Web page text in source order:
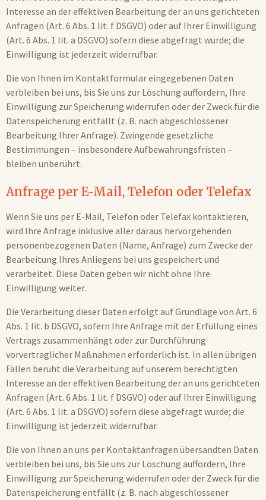
Interesse an der effektiven Bearbeitung der an uns gerichteten
Anfragen (Art. 6 Abs. 1 lit. f DSGVO) oder auf Ihrer Einwilligung
(Art. 6 Abs. 1 lit. a DSGVO) sofern diese abgefragt wurde; die
Einwilligung ist jederzeit widerrufbar.
Die von Ihnen im Kontaktformular eingegebenen Daten
verbleiben bei uns, bis Sie uns zur Löschung auffordern, Ihre
Einwilligung zur Speicherung widerrufen oder der Zweck für die
Datenspeicherung entfällt (z. B. nach abgeschlossener
Bearbeitung Ihrer Anfrage). Zwingende gesetzliche
Bestimmungen – insbesondere Aufbewahrungsfristen –
bleiben unberührt.
Anfrage per E-Mail, Telefon oder Telefax
Wenn Sie uns per E-Mail, Telefon oder Telefax kontaktieren,
wird Ihre Anfrage inklusive aller daraus hervorgehenden
personenbezogenen Daten (Name, Anfrage) zum Zwecke der
Bearbeitung Ihres Anliegens bei uns gespeichert und
verarbeitet. Diese Daten geben wir nicht ohne Ihre
Einwilligung weiter.
Die Verarbeitung dieser Daten erfolgt auf Grundlage von Art. 6
Abs. 1 lit. b DSGVO, sofern Ihre Anfrage mit der Erfüllung eines
Vertrags zusammenhängt oder zur Durchführung
vorvertraglicher Maßnahmen erforderlich ist. In allen übrigen
Fällen beruht die Verarbeitung auf unserem berechtigten
Interesse an der effektiven Bearbeitung der an uns gerichteten
Anfragen (Art. 6 Abs. 1 lit. f DSGVO) oder auf Ihrer Einwilligung
(Art. 6 Abs. 1 lit. a DSGVO) sofern diese abgefragt wurde; die
Einwilligung ist jederzeit widerrufbar.
Die von Ihnen an uns per Kontaktanfragen übersandten Daten
verbleiben bei uns, bis Sie uns zur Löschung auffordern, Ihre
Einwilligung zur Speicherung widerrufen oder der Zweck für die
Datenspeicherung entfällt (z. B. nach abgeschlossener